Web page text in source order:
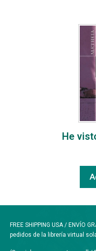
He
FREE SHIPPING USA / ENVÍO
pedidos de la librería virtual